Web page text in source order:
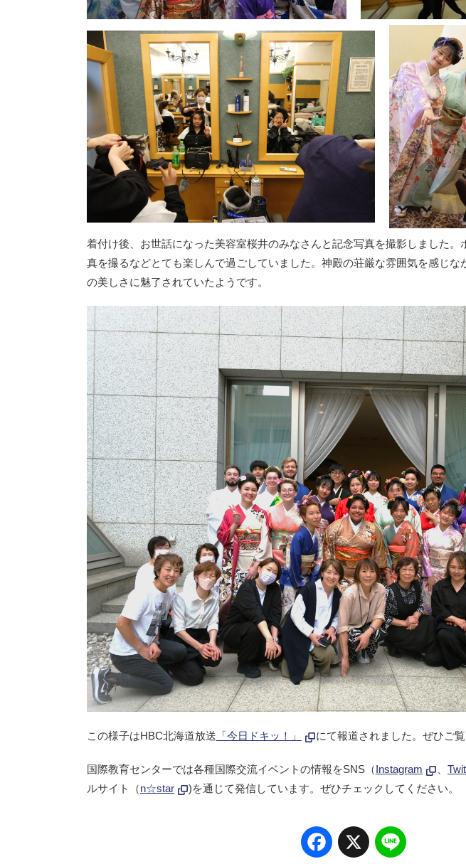
着付け後、お世話になった美容室桜井のみなさんと記念写真を撮影しました。
真を撮るなどとても楽しんで過ごしていました。神殿の荘厳な雰囲気を感じな
の美しさに魅了されていたようです。
この様子はHBC北海道放送 「今日ドキッ！」 にて報道されました。ぜひご覧
国際教育センターでは各種国際交流イベントの情報をSNS（Instagram
ルサイト（n☆star )を通じて発信しています。ぜひチェックしてください。
Facebook
X